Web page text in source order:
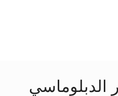
الدبلوماسي